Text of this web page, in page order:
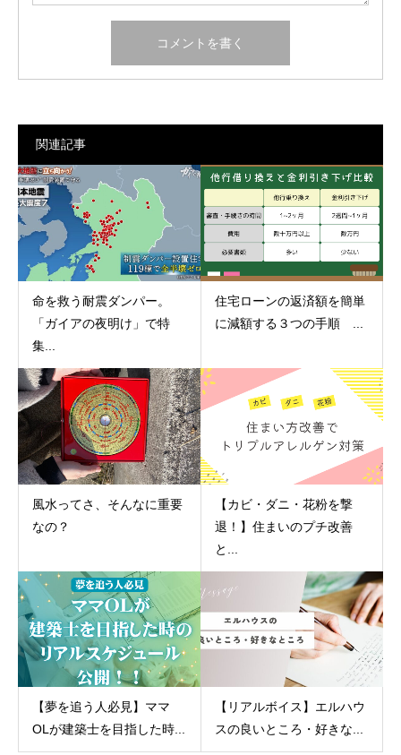
関連記事
命を救う耐震ダンパー。
「ガイアの夜明け」で特
集...
住宅ローンの返済額を簡単
に減額する３つの手順 ...
風水ってさ、そんなに重要
なの？
【カビ・ダニ・花粉を撃
退！】住まいのプチ改善
と...
【夢を追う人必見】ママ
OLが建築士を目指した時...
【リアルボイス】エルハウ
スの良いところ・好きな...